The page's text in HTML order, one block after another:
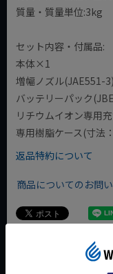
質量・質量単位:3kg
セット内容・付属品:
本体×1
増幅ノズル(JAE551-
バッテリーパック
リチウムイオン専用
専用樹脂ケース(寸
返品特約について
商品についてのお問